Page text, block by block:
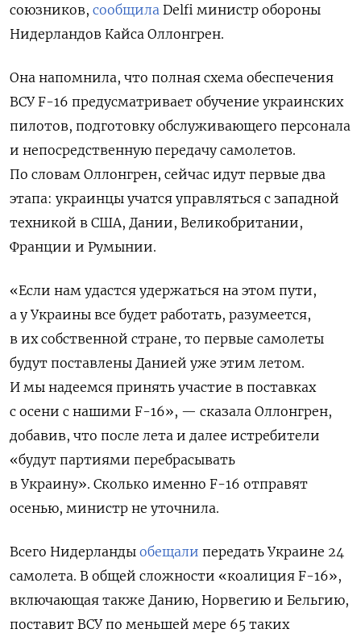
союзников, сообщила Delfi министр обороны
Нидерландов Кайса Оллонгрен.
Она напомнила, что полная схема обеспечения
ВСУ F-16 предусматривает обучение украинских
пилотов, подготовку обслуживающего персонала
и непосредственную передачу самолетов.
По словам Оллонгрен, сейчас идут первые два
этапа: украинцы учатся управляться с западной
техникой в США, Дании, Великобритании,
Франции и Румынии.
«Если нам удастся удержаться на этом пути,
а у Украины все будет работать, разумеется,
в их собственной стране, то первые самолеты
будут поставлены Данией уже этим летом.
И мы надеемся принять участие в поставках
с осени с нашими F-16», — сказала Оллонгрен,
добавив, что после лета и далее истребители
«будут партиями перебрасывать
в Украину». Сколько именно F-16 отправят
осенью, министр не уточнила.
Всего Нидерланды обещали передать Украине 24
самолета. В общей сложности «коалиция F-16»,
включающая также Данию, Норвегию и Бельгию,
поставит ВСУ по меньшей мере 65 таких